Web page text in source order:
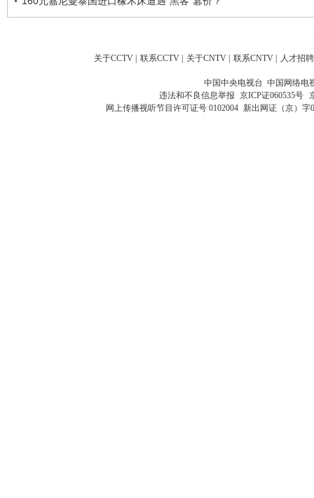
关于CCTV | 联系CCTV | 关于CNTV | 联系CNTV | 人才招聘
中国中央电视台 中国网络电
违法和不良信息举报 京ICP证060535号
网上传播视听节目许可证号 0102004 新出网证（京）